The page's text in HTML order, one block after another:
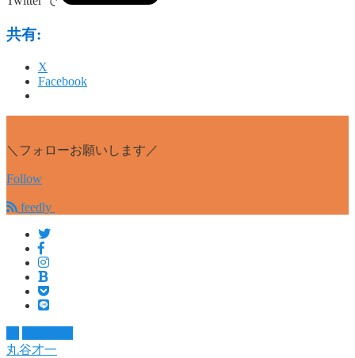
共有:
X
Facebook
＼フォローお願いします／
Follow
feedly
丸谷才一